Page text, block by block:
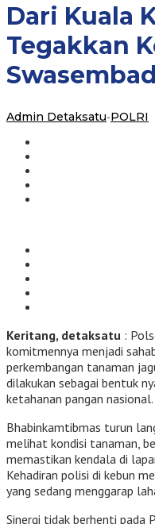
Dari Kuala
Tegakkan
Admin Detaksatu-POLRI
Keritang, detaksatu :
komitmennya menjadi
perkembangan tanaman
dilakukan sebagai bentuk
ketahanan pangan nasional.
Bhabinkamtibmas turun
melihat kondisi tanaman,
memastikan kendala di
Kehadiran polisi di kebun
yang sedang menggarap
Sinergi tidak berhenti pada